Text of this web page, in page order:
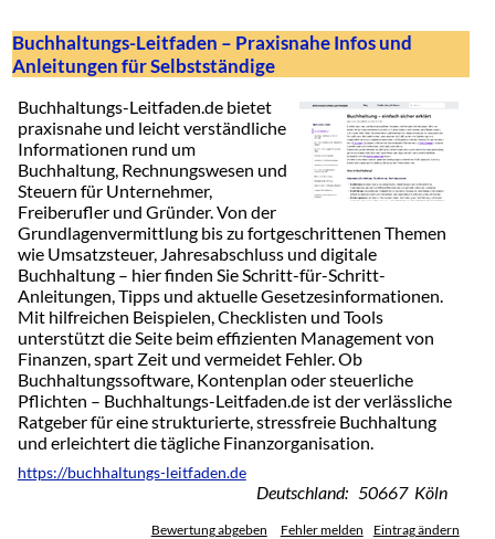
Buchhaltungs-Leitfaden – Praxisnahe Infos und
Anleitungen für Selbstständige
Buchhaltungs-Leitfaden.de bietet
praxisnahe und leicht verständliche
Informationen rund um
Buchhaltung, Rechnungswesen und
Steuern für Unternehmer,
Freiberufler und Gründer. Von der
Grundlagenvermittlung bis zu fortgeschrittenen Themen
wie Umsatzsteuer, Jahresabschluss und digitale
Buchhaltung – hier finden Sie Schritt-für-Schritt-
Anleitungen, Tipps und aktuelle Gesetzesinformationen.
Mit hilfreichen Beispielen, Checklisten und Tools
unterstützt die Seite beim effizienten Management von
Finanzen, spart Zeit und vermeidet Fehler. Ob
Buchhaltungssoftware, Kontenplan oder steuerliche
Pflichten – Buchhaltungs-Leitfaden.de ist der verlässliche
Ratgeber für eine strukturierte, stressfreie Buchhaltung
und erleichtert die tägliche Finanzorganisation.
https://buchhaltungs-leitfaden.de
Deutschland: 50667 Köln
Bewertung abgeben Fehler melden Eintrag ändern